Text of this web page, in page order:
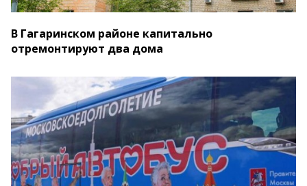
В Гагаринском районе капитально
отремонтируют два дома